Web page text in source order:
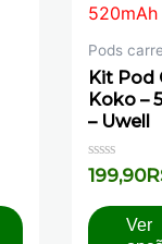
Pods
Kit Pod
Koko –
– Uwell
Avaliação
0
5
199,90
Ver